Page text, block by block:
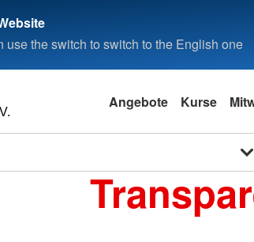
the switch to switch to the English one
Angebote Kurse